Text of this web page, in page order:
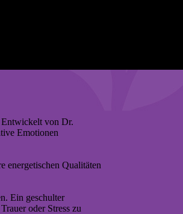
Entwickelt von Dr.
Emotionen
energetischen Qualitäten
Ein geschulter
oder Stress zu